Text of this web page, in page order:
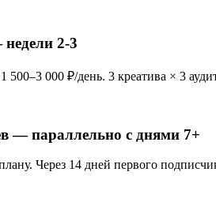
2-3
500–3 000 ₽/день. 3 креатива × 3
— параллельно с днями 7+
Через 14 дней первого